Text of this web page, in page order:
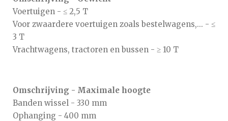
Voertuigen - ≤ 2,5 T
Voor zwaardere voertuigen zoals bestelwagens,... - ≤
3 T
Vrachtwagens, tractoren en bussen - ≥ 10 T
Omschrijving - Maximale hoogte
Banden wissel - 330 mm
Ophanging - 400 mm